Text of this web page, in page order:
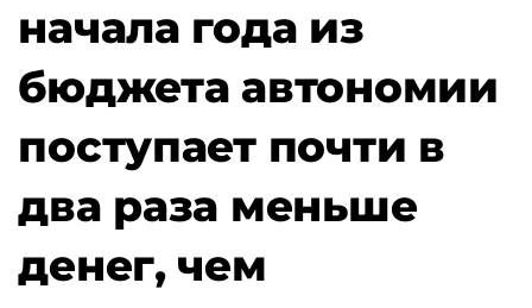
начала года из
бюджета автономии
поступает почти в
два раза меньше
денег, чем